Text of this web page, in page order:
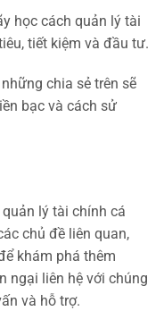
học cách quản lý tài
tiết kiệm và đầu tư.
chia sẻ trên sẽ
bạc và cách sử
lý tài chính cá
chủ đề liên quan,
khám phá thêm
ngại liên hệ với chúng
và hỗ trợ.